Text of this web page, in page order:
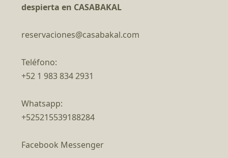
despierta en CASABAKAL
reservaciones@casabakal.com
Teléfono:
+52 1 983 834 2931
Whatsapp:
+525215539188284
Facebook Messenger